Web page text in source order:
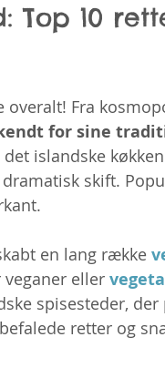
Top 10
Fra
for sine
islandske
skift.
en lang række
veganer eller
spisesteder, der
retter og